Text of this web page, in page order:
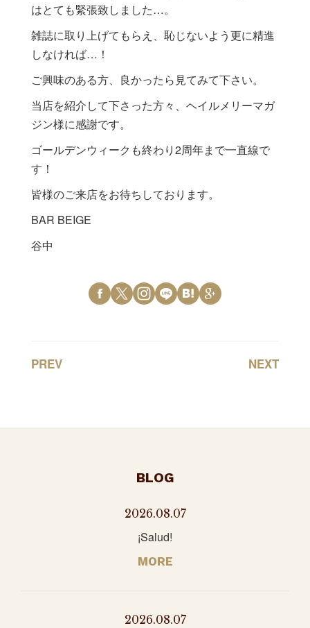
はとても緊張致しました…。
雑誌に取り上げてもらえ、恥じないよう更に精進
しなければ…！
ご興味のある方、良かったら見てみて下さい。
当店を紹介して下さった方々、ヘイルメリーマガ
ジン様に感謝です。
ゴールデンウィークも終わり2周年まで一直線で
す！
皆様のご来店をお待ちしております。
BAR BEIGE
谷中
PREV NEXT
BLOG
2026.08.07
¡Salud!
MORE
2026.08.07